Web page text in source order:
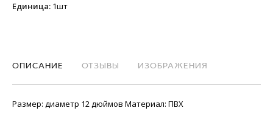
Единица: 1шт
ОПИСАНИЕ ОТЗЫВЫ ИЗОБРАЖЕНИЯ
Размер: диаметр 12 дюймов Материал: ПВХ